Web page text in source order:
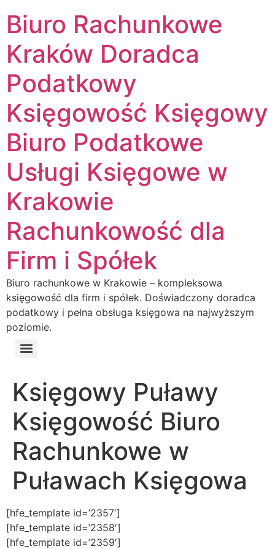
Biuro Rachunkowe
Kraków Doradca
Podatkowy
Księgowość Księgowy
Biuro Podatkowe
Usługi Księgowe w
Krakowie
Rachunkowość dla
Firm i Spółek
Biuro rachunkowe w Krakowie – kompleksowa
księgowość dla firm i spółek. Doświadczony doradca
podatkowy i pełna obsługa księgowa na najwyższym
poziomie.
Księgowy Puławy
Księgowość Biuro
Rachunkowe w
Puławach Księgowa
[hfe_template id=’2357′]
[hfe_template id=’2358′]
[hfe_template id=’2359′]